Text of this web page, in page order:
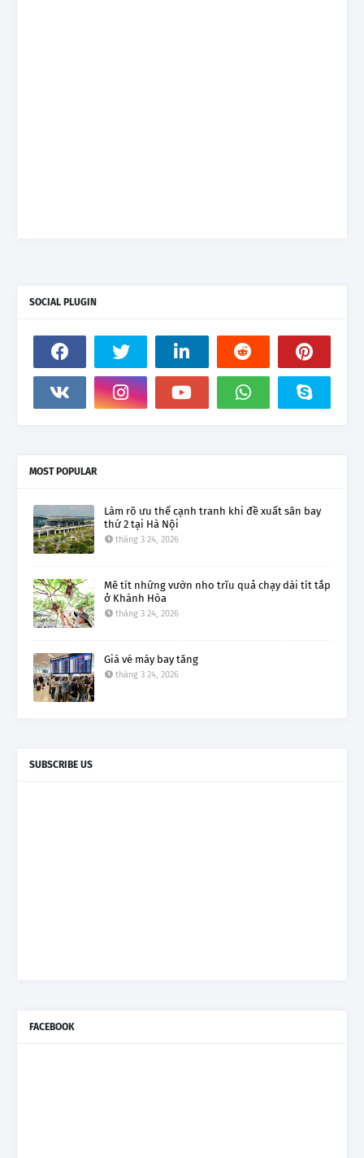
SOCIAL PLUGIN
MOST POPULAR
Làm rõ ưu thế cạnh tranh khi đề xuất sân bay
thứ 2 tại Hà Nội
tháng 3 24, 2026
Mê tít những vườn nho trĩu quả chạy dài tít tắp
ở Khánh Hòa
tháng 3 24, 2026
Giá vé máy bay tăng
tháng 3 24, 2026
SUBSCRIBE US
FACEBOOK